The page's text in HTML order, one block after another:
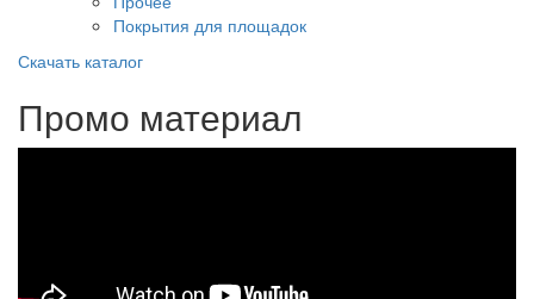
Покрытия для площадок
Скачать каталог
Промо материал